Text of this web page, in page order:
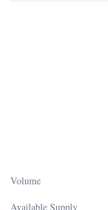
Volume
Available Supply